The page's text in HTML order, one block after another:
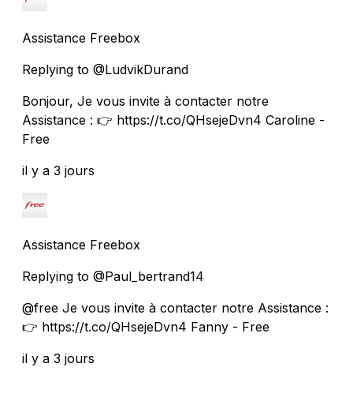
Assistance Freebox
Replying to @LudvikDurand
Bonjour, Je vous invite à contacter notre
Assistance : 👉 https://t.co/QHsejeDvn4 Caroline -
Free
il y a 3 jours
Assistance Freebox
Replying to @Paul_bertrand14
@free Je vous invite à contacter notre Assistance :
👉 https://t.co/QHsejeDvn4 Fanny - Free
il y a 3 jours